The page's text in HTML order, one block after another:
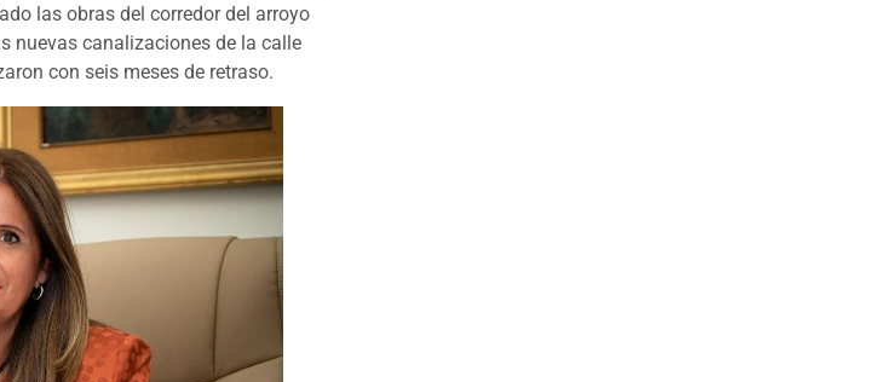
las obras del corredor del arroyo
nuevas canalizaciones de la calle
con seis meses de retraso.